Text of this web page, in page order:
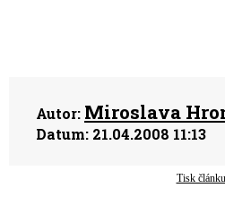
Autor: Miroslava
Datum: 21.04.2008 11:13
Tisk článku